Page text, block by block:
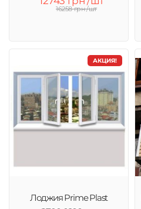
16258 грн /шт
АКЦИЯ!
Лоджия Prime Plast